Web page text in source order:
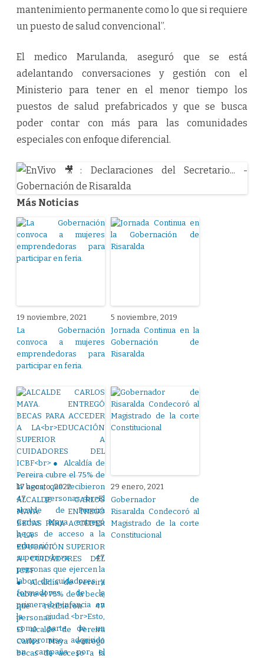
mantenimiento permanente como lo que si requiere
un puesto de salud convencional”.
El medico Marulanda, aseguró que se está
adelantando conversaciones y gestión con el
Ministerio para tener en el menor tiempo los
puestos de salud prefabricados y que se busca
poder contar con más para las comunidades
especiales con enfoque diferencial.
Más Noticias
19 noviembre, 2021
La Gobernación
convoca a mujeres
emprendedoras para
participar en feria.
5 noviembre, 2019
Jornada Continua en la
Gobernación de
Risaralda
17 agosto, 2022
ALCALDE CARLOS
MAYA. ENTREGÓ
BECAS PARA ACCEDER
A LA
EDUCACIÓN SUPERIOR
A CUIDADORES DEL
ICBF
● Alcaldía de Pereira
cubre el 75% de la beca,
que recibieron 47
personas.
El alcalde de Pereira
Carlos Maya entregó
becas de acceso a la
29 enero, 2021
Gobernador de
Risaralda Condecoró al
Magistrado de la corte
Constitucional